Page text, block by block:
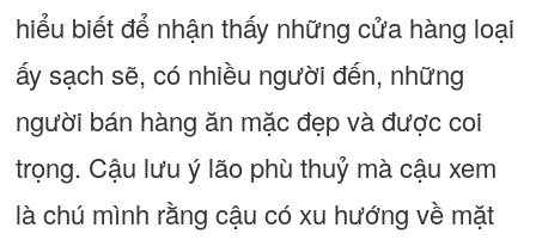
hiểu biết để nhận thấy những cửa hàng loại
ấy sạch sẽ, có nhiều người đến, những
người bán hàng ăn mặc đẹp và được coi
trọng. Cậu lưu ý lão phù thuỷ mà cậu xem
là chú mình rằng cậu có xu hướng về mặt